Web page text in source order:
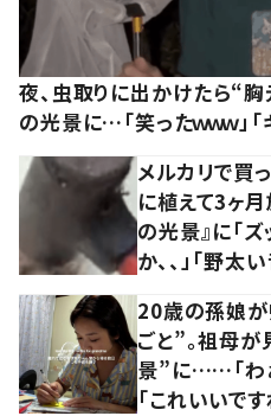
夜、虫取りに出かけたら“
の光景に…「笑ったｗｗｗ」
メルカリで買
に植えて3ヶ
の光景』に「
か、、」「野太
20歳の孫娘
ごと”。祖母
景”に……「わ
「これいいです